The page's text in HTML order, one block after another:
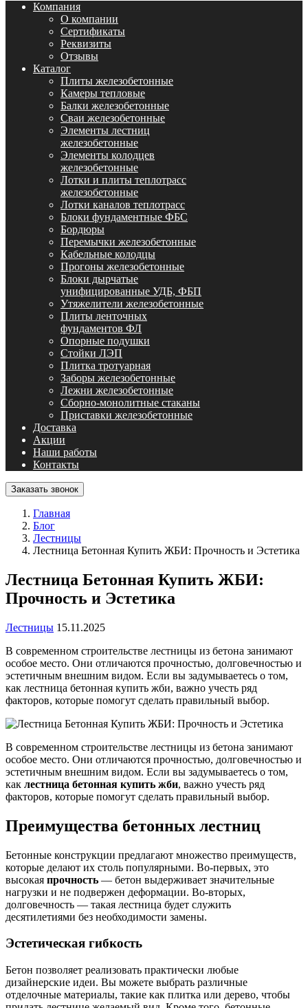
Компания
О компании
Сертификаты
Реквизиты
Отзывы
Каталог
Плиты железобетонные
Камеры тепловые
Балки железобетонные
Сваи железобетонные
Элементы лестниц
железобетонные
Элементы колодцев
железобетонные
Лотки и плиты теплотрасс
железобетонные
Лотки каналов теплотрасс
Блоки фундаментные ФБС
Бордюры
Перемычки железобетонные
Кабельные колодцы
Прогоны железобетонные
Блоки дырчатые
унифицированные УДБ, ФБП
Утяжелители железобетонные
Плиты ленточных
фундаментов ФЛ
Опорные подушки
Стойки ЛЭП
Плитка тротуарная
Заборы железобетонные
Лежни железобетонные
Сборно-монолитные стаканы
Приставки железобетонные
Доставка
Акции
Наши работы
Контакты
Заказать звонок
Главная
Блог
Лестницы
Лестница Бетонная Купить ЖБИ: Прочность и Эстетика
Лестница Бетонная Купить ЖБИ:
Прочность и Эстетика
Лестницы 15.11.2025
В современном строительстве лестницы из бетона занимают
особое место. Они отличаются прочностью, долговечностью и
эстетичным внешним видом. Если вы задумываетесь о том,
как лестница бетонная купить жби, важно учесть ряд
факторов, которые помогут сделать правильный выбор.
В современном строительстве лестницы из бетона занимают
особое место. Они отличаются прочностью, долговечностью и
эстетичным внешним видом. Если вы задумываетесь о том,
как лестница бетонная купить жби, важно учесть ряд
факторов, которые помогут сделать правильный выбор.
Преимущества бетонных лестниц
Бетонные конструкции предлагают множество преимуществ,
которые делают их столь популярными. Во-первых, это
высокая прочность — бетон выдерживает значительные
нагрузки и не подвержен деформации. Во-вторых,
долговечность — такая лестница будет служить
десятилетиями без необходимости замены.
Эстетическая гибкость
Бетон позволяет реализовать практически любые
дизайнерские идеи. Вы можете выбрать различные
отделочные материалы, такие как плитка или дерево, чтобы